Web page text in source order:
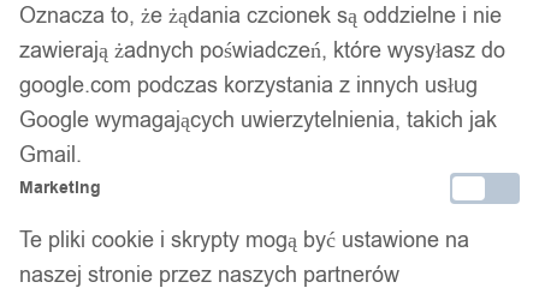
Oznacza to, że żądania czcionek są oddzielne i nie
zawierają żadnych poświadczeń, które wysyłasz do
google.com podczas korzystania z innych usług
Google wymagających uwierzytelnienia, takich jak
Gmail.
Marketing
Te pliki cookie i skrypty mogą być ustawione na
naszej stronie przez naszych partnerów